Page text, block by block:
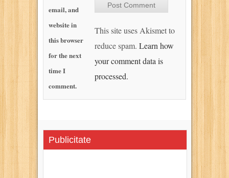
email, and
website in
this browser
for the next
time I
comment.
This site uses Akismet to
reduce spam. Learn how
your comment data is
processed.
Publicitate